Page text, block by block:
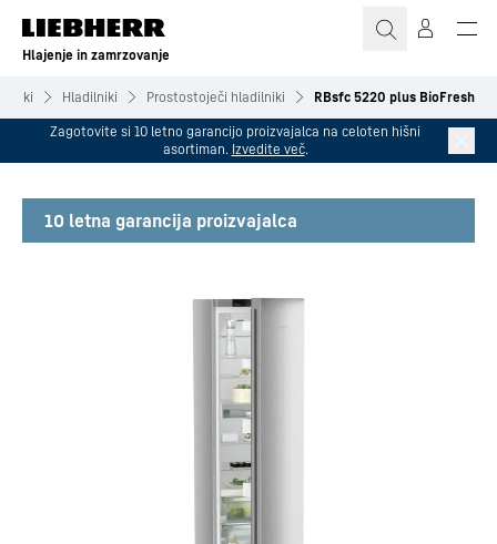
Hlajenje in zamrzovanje
Hladilniki Prostostoječi hladilniki RBsfc 5220 plus BioFresh
Zagotovite si 10 letno garancijo proizvajalca na celoten hišni
asortiman. Izvedite več.
10 letna garancija proizvajalca